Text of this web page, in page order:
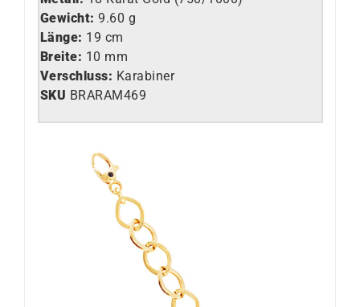
Gewicht: 9.60 g
Länge: 19 cm
Breite: 10 mm
Verschluss: Karabiner
SKU BRARAM469